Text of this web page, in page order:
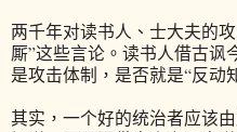
两千年对读书人、士大夫的
厮”这些言论。读书人借古讽
是攻击体制，是否就是“反动
其实，一个好的统治者应该